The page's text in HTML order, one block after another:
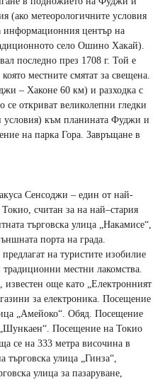
(ако метеорологичните условия
информационния център на
село Ошино Хакай).
последно през 1708 г. Той е
местните смятат за свещена.
– Хаконе 60 км) и разходка с
се откриват великолепни гледки
към планината Фуджи и
на парка Гора. Завръщане в
Сенсоджи – един от най-
считан за на най–стария
търговска улица „Накамисе“,
порта на града.
на туристите изобилие
местни лакомства.
още като „Електронният
за електроника. Посещение
„Амейоко“. Обяд. Посещение
Посещение на Токио
се на 333 метра височина в
търговска улица „Гинза“,
улица за пазаруване,